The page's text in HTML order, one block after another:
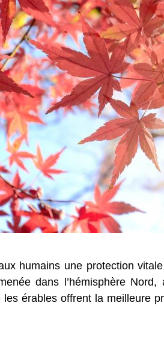
humains une protection
dans l’hémisphère
érables offrent la meilleure